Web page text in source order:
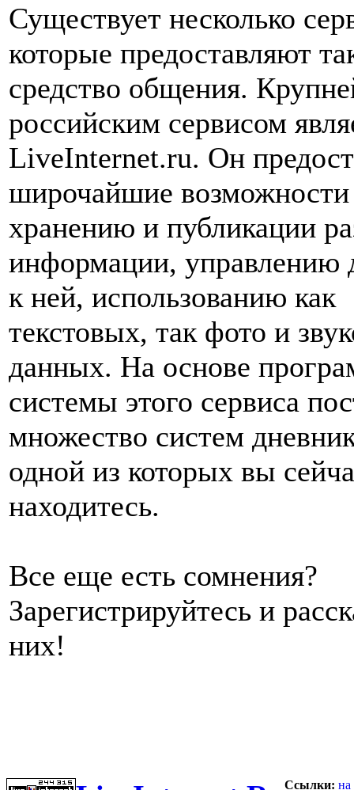
Существует несколько
которые предоставляют
средство общения.
российским сервисом
LiveInternet.ru. Он
широчайшие
хранению и публикации
информации, управлению
к ней, использованию как
текстовых, так фото и
данных. На основе
системы этого сервиса
множество систем
одной из которых вы
находитесь.
Все еще есть сомнения?
Зарегистрируйтесь и
них!
Ссылки: на